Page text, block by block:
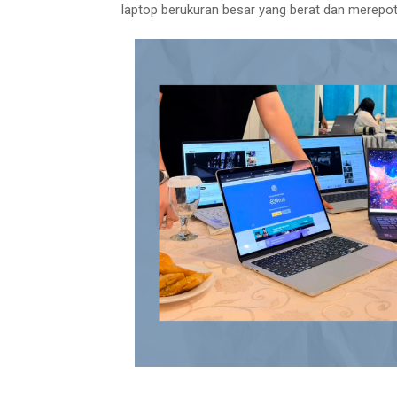
laptop berukuran besar yang berat dan